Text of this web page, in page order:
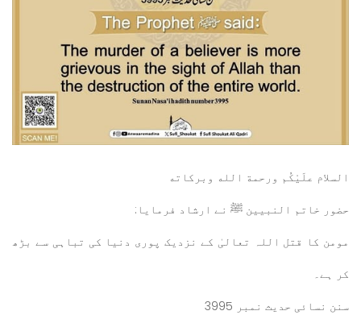
السلام علَيْكُم ورحمة الله وبركاته
حضور خاتم النبیین ﷺ نے ارشاد فرمایا:
مومن کا قتل اللہ تعالیٰ کے نزدیک پوری دنیا کی تباہی سے بڑھ
کر ہے۔
سنن نسائی حدیث نمبر 3995